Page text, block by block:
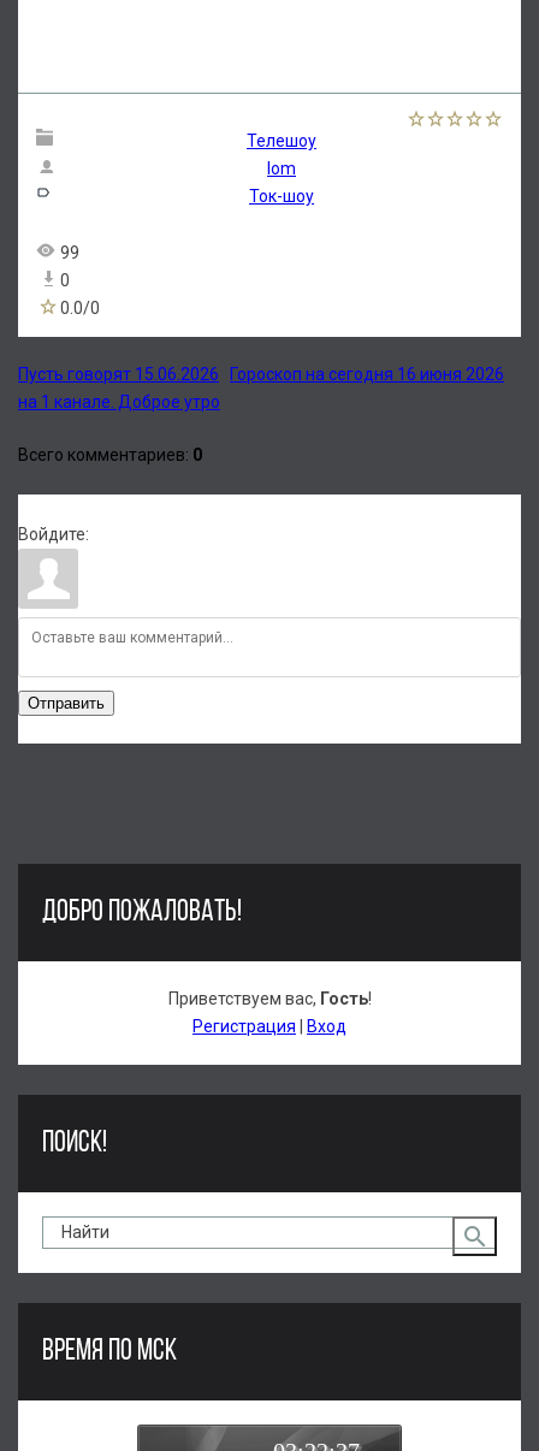
Телешоу
lom
Ток-шоу
99
0
0.0/0
Пусть говорят 15.06.2026
Гороскоп на сегодня 16 июня 2026
на 1 канале. Доброе утро
Всего комментариев: 0
Войдите:
Отправить
ДОБРО ПОЖАЛОВАТЬ!
Приветствуем вас, Гость!
Регистрация
Вход
ПОИСК!
ВРЕМЯ ПО МСК